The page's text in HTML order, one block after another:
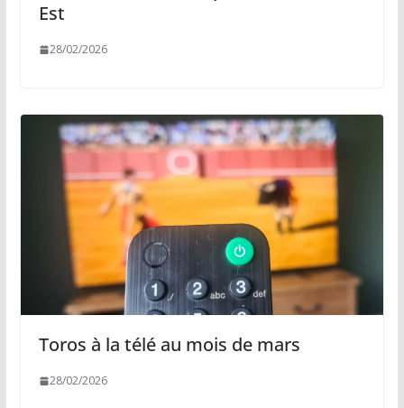
Est
28/02/2026
Toros à la télé au mois de mars
28/02/2026